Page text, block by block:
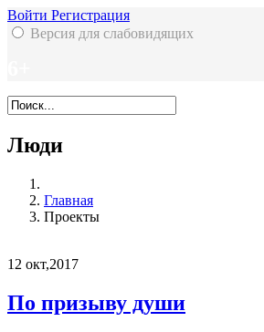
Войти Регистрация
Версия для слабовидящих
Люди
Главная
Проекты
12 окт,2017
По призыву души